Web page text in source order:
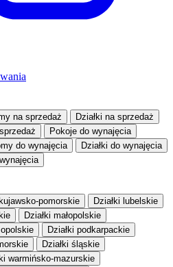
na sprzedaż Działki na sprzedaż
Pokoje do wynajęcia
do wynajęcia Działki do wynajęcia
pomorskie
Działki lubelskie
Działki małopolskie
opolskie
Działki podkarpackie
Działki śląskie
warmińsko-mazurskie